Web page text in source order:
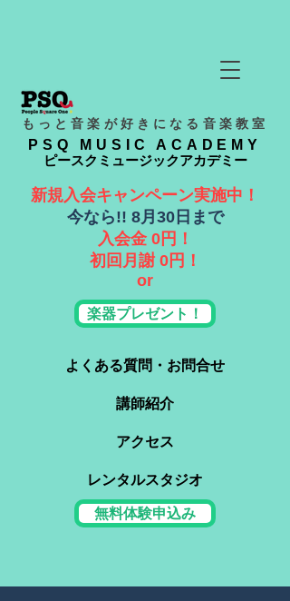
もっと音楽が好きになる音楽教室
PSQ MUSIC ACADEMY
ピースクミュージックアカデミー
よくある質問・お問合せ
アクセス
講師紹介
新規入会キャンペーン実施中！
​今なら!! 8月30日まで
入会金 0円！
​初回月謝 0円！
or
レンタルスタジオ
無料体験申込み
楽器プレゼント！